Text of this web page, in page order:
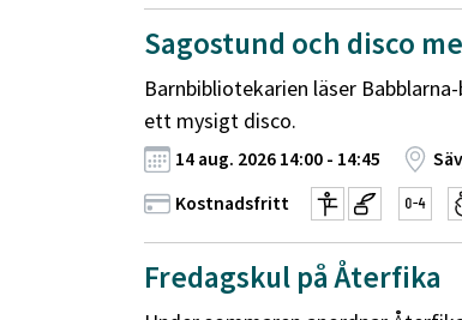
Sagostund och disco
Barnbibliotekarien läser
ett mysigt disco.
14 aug. 2026 14:00 - 14:45
Kostnadsfritt
Fredagskul på Återfika